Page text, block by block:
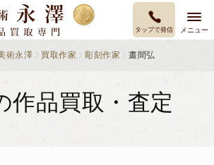
タップで発信 メニュー
術永澤 買取作家 彫刻作家 晝間弘
作品買取・査定